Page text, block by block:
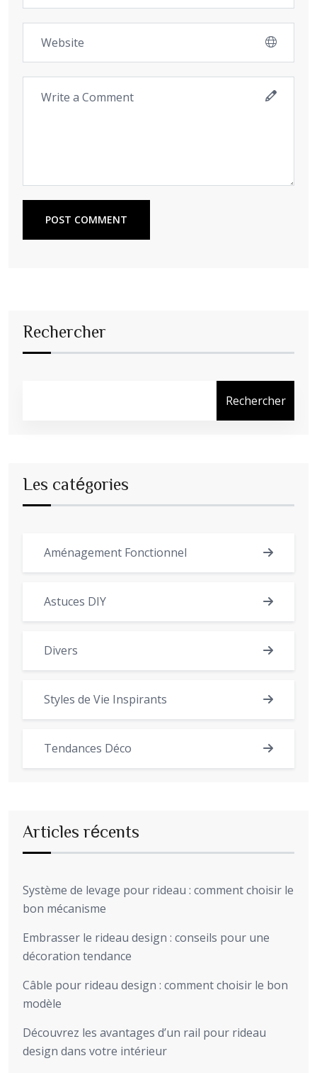
POST COMMENT
Rechercher
Rechercher
Les catégories
Aménagement Fonctionnel
Astuces DIY
Divers
Styles de Vie Inspirants
Tendances Déco
Articles récents
Système de levage pour rideau : comment choisir le
bon mécanisme
Embrasser le rideau design : conseils pour une
décoration tendance
Câble pour rideau design : comment choisir le bon
modèle
Découvrez les avantages d’un rail pour rideau
design dans votre intérieur